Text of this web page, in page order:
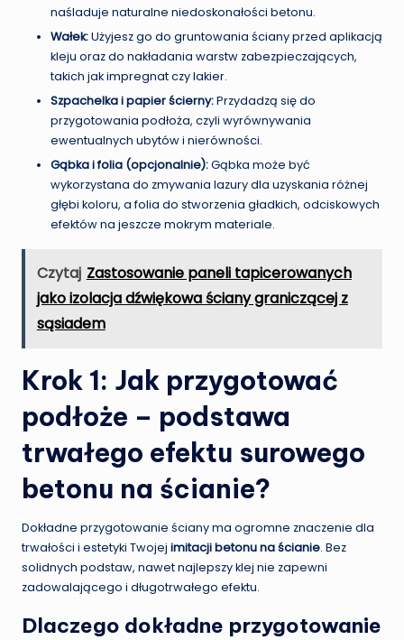
naśladuje naturalne niedoskonałości betonu.
Wałek:Użyjesz go do gruntowania ściany przed aplikacją
kleju oraz do nakładania warstw zabezpieczających,
takich jak impregnat czy lakier.
Szpachelka i papier ścierny:Przydadzą się do
przygotowania podłoża, czyli wyrównywania
ewentualnych ubytów i nierówności.
Gąbka i folia (opcjonalnie):Gąbka może być
wykorzystana do zmywania lazury dla uzyskania różnej
głębi koloru, a folia do stworzenia gładkich, odciskowych
efektów na jeszcze mokrym materiale.
Czytaj Zastosowanie paneli tapicerowanych
jako izolacja dźwiękowa ściany graniczącej z
sąsiadem
Krok 1: Jak przygotować
podłoże – podstawa
trwałego efektu surowego
betonu na ścianie?
Dokładne przygotowanie ściany ma ogromne znaczenie dla
trwałości i estetyki Twojej imitacji betonu na ścianie. Bez
solidnych podstaw, nawet najlepszy klej nie zapewni
zadowalającego i długotrwałego efektu.
Dlaczego dokładne przygotowanie